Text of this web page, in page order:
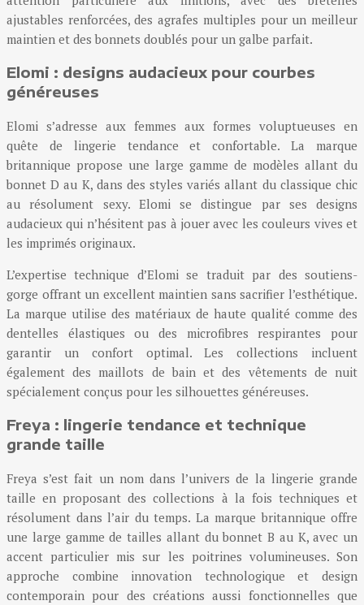
ajustables renforcées, des agrafes multiples pour un meilleur
maintien et des bonnets doublés pour un galbe parfait.
Elomi : designs audacieux pour courbes
généreuses
Elomi s’adresse aux femmes aux formes voluptueuses en
quête de lingerie tendance et confortable. La marque
britannique propose une large gamme de modèles allant du
bonnet D au K, dans des styles variés allant du classique chic
au résolument sexy. Elomi se distingue par ses designs
audacieux qui n’hésitent pas à jouer avec les couleurs vives et
les imprimés originaux.
L’expertise technique d’Elomi se traduit par des soutiens-
gorge offrant un excellent maintien sans sacrifier l’esthétique.
La marque utilise des matériaux de haute qualité comme des
dentelles élastiques ou des microfibres respirantes pour
garantir un confort optimal. Les collections incluent
également des maillots de bain et des vêtements de nuit
spécialement conçus pour les silhouettes généreuses.
Freya : lingerie tendance et technique
grande taille
Freya s’est fait un nom dans l’univers de la lingerie grande
taille en proposant des collections à la fois techniques et
résolument dans l’air du temps. La marque britannique offre
une large gamme de tailles allant du bonnet B au K, avec un
accent particulier mis sur les poitrines volumineuses. Son
approche combine innovation technologique et design
contemporain pour des créations aussi fonctionnelles que